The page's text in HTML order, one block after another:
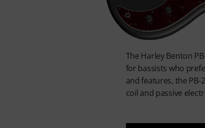
The Harley Benton
for bassists who
and features, the
coil and passive